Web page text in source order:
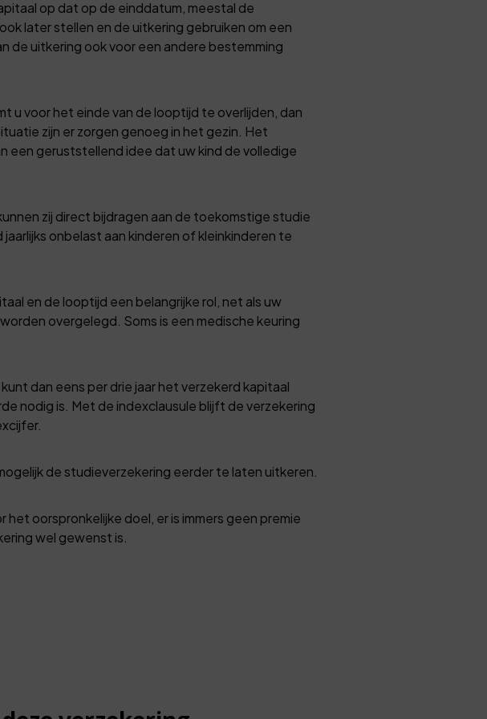
op dat op de einddatum, meestal de
later stellen en de uitkering gebruiken om een
de uitkering ook voor een andere bestemming
u voor het einde van de looptijd te overlijden, dan
zijn er zorgen genoeg in het gezin. Het
een geruststellend idee dat uw kind de volledige
zij direct bijdragen aan de toekomstige studie
onbelast aan kinderen of kleinkinderen te
en de looptijd een belangrijke rol, net als uw
overgelegd. Soms is een medische keuring
dan eens per drie jaar het verzekerd kapitaal
nodig is. Met de indexclausule blijft de verzekering
de studieverzekering eerder te laten uitkeren.
oorspronkelijke doel, er is immers geen premie
wel gewenst is.